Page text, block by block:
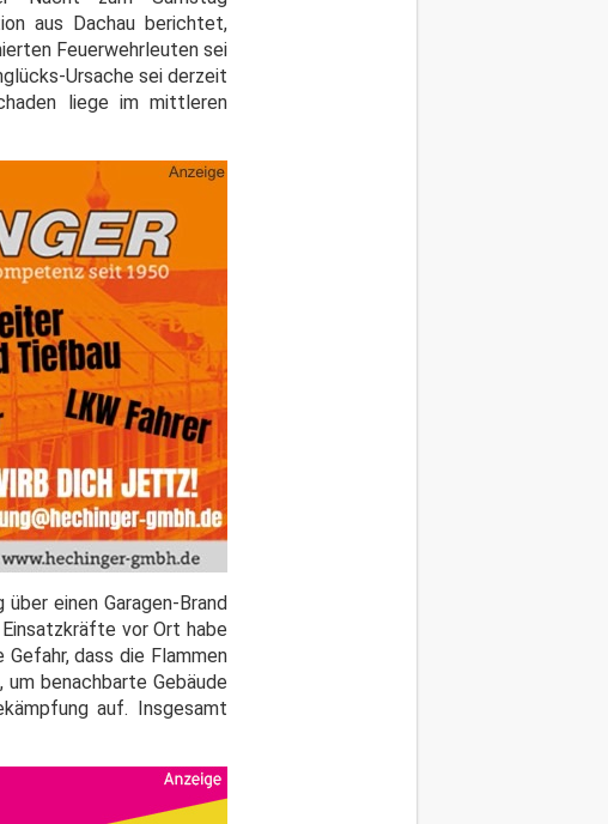
aus Dachau berichtet,
Feuerwehrleuten sei
Ursache sei derzeit
liege im mittleren
einen Garagen-Brand
vor Ort habe
dass die Flammen
benachbarte Gebäude
auf. Insgesamt